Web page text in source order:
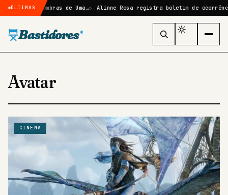
ÚLTIMAS
Sombras de Uma… Alinne Rosa registra boletim de ocorrência após
Bastidores ®
Avatar
CINEMA